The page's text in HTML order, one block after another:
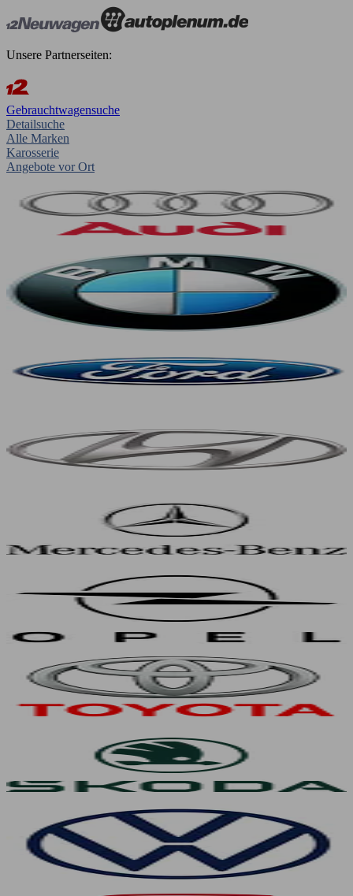
Unsere Partnerseiten:
Gebrauchtwagensuche
Detailsuche
Alle Marken
Karosserie
Angebote vor Ort